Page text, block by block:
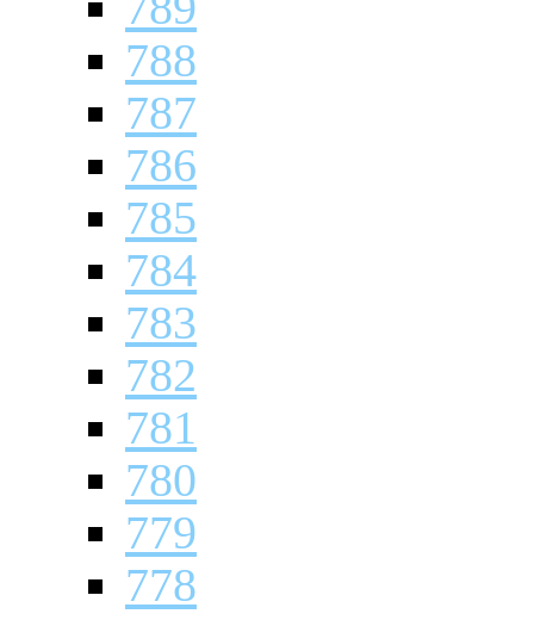
788
787
786
785
784
783
782
781
780
779
778